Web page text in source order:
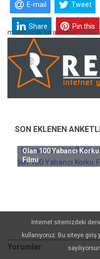
E-mail Tweet
Share Pin this
malabacak tarafından
SON EKLENEN
Olan 100 Yabancı Korku
Filmi
Yorumlar
İnternet sitemizdeki
kullanıyoruz. Bu siteye giriş